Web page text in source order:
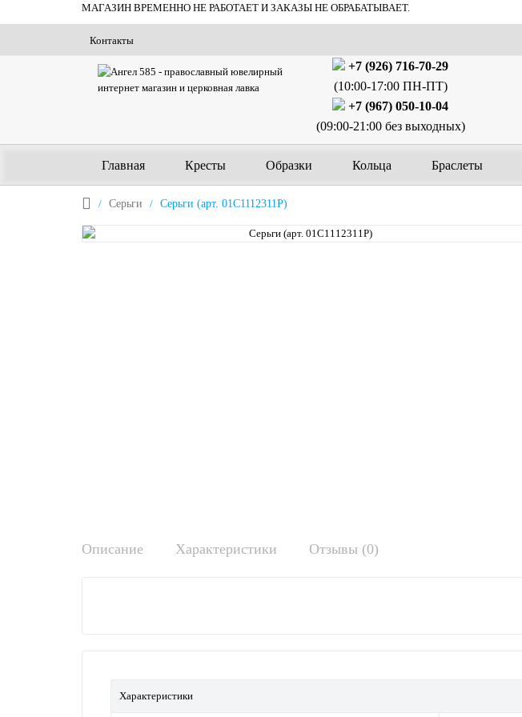
МАГАЗИН ВРЕМЕННО НЕ РАБОТАЕТ И ЗАКАЗЫ НЕ ОБРАБАТЫВАЕТ.
Контакты
+7 (926) 716-70-29
(10:00-17:00 ПН-ПТ)
+7 (967) 050-10-04
(09:00-21:00 без выходных)
Главная Кресты Образки Кольца Браслеты
Серьги Серьги (арт. 01С1112311Р)
Описание Характеристики Отзывы (0)
Характеристики